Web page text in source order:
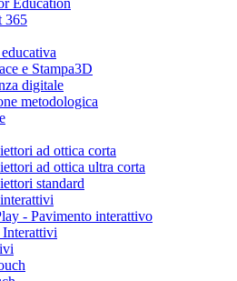
365
e Stampa3D
digitale
metodologica
ad ottica corta
ad ottica ultra corta
standard
- Pavimento interattivo